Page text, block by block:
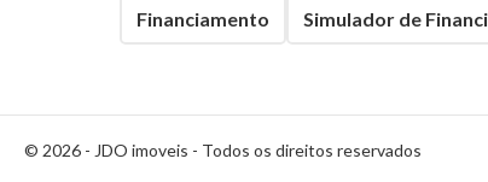
Financiamento Simulador de
© 2026 - JDO imoveis - Todos os direitos reservados